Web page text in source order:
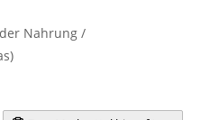
Nahrung /